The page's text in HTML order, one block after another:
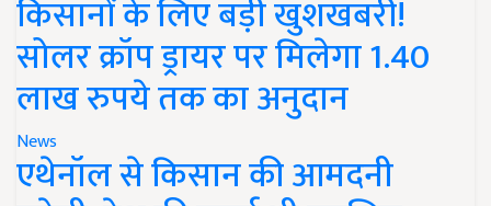
किसानों के लिए बड़ी खुशखबरी!
सोलर क्रॉप ड्रायर पर मिलेगा 1.40
लाख रुपये तक का अनुदान
News
एथेनॉल से किसान की आमदनी